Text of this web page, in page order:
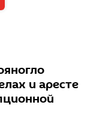
и аресте